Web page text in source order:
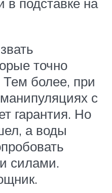
точно
Тем более, при
с
гарантия. Но
а воды
силами.